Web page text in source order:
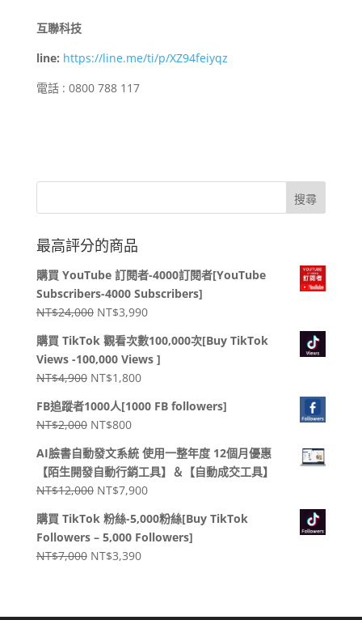
互聯科技
line: https://line.me/ti/p/XZ94feiyqz
電話 : 0800 788 117
最高評分的商品
購買 YouTube 訂閱者-4000訂閱者[YouTube
Subscribers-4000 Subscribers]
NT$24,000 原
價
格：
NT$24,000。
NT$3,990目
價
格：
購買 TikTok 觀看次數100,000次[Buy TikTok
Views -100,000 Views ]
NT$4,900 原
價
格：
NT$4,900。
NT$1,800目
價
NT$1,800。
FB追蹤者1000人[1000 FB followers]
NT$2,000 原
價
格：
NT$2,000。
NT$800目
價
格：
NT$800。
AI臉書自動發文系統 使用一整年度 12個月優惠
【陌生開發自動行銷工具】＆【自動成交工具】
NT$12,000 原
價
格：
NT$12,000。
NT$7,900目
價
格：
購買 TikTok 粉絲-5,000粉絲[Buy TikTok
Followers – 5,000 Followers]
NT$7,000 原
NT$3,390目